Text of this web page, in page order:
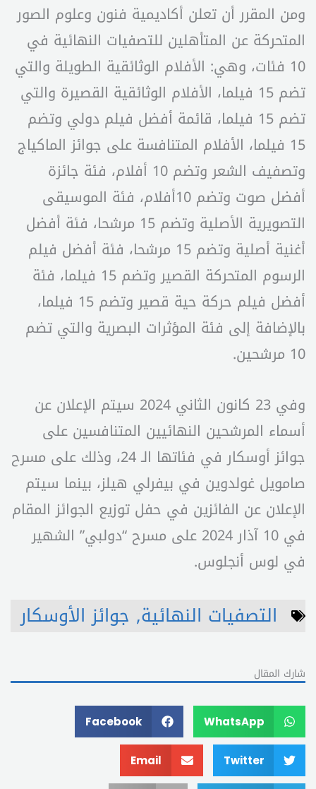
ومن المقرر أن تعلن أكاديمية فنون وعلوم الصور
المتحركة عن المتأهلين للتصفيات النهائية في
10 فئات، وهي: الأفلام الوثائقية الطويلة والتي
تضم 15 فيلما، الأفلام الوثائقية القصيرة والتي
تضم 15 فيلما، قائمة أفضل فيلم دولي وتضم
15 فيلما، الأفلام المتنافسة على جوائز الماكياج
وتصفيف الشعر وتضم 10 أفلام، فئة جائزة
أفضل صوت وتضم 10أفلام، فئة الموسيقى
التصويرية الأصلية وتضم 15 مرشحا، فئة أفضل
أغنية أصلية وتضم 15 مرشحا، فئة أفضل فيلم
الرسوم المتحركة القصير وتضم 15 فيلما، فئة
أفضل فيلم حركة حية قصير وتضم 15 فيلما،
بالإضافة إلى فئة المؤثرات البصرية والتي تضم
10 مرشحين.
وفي 23 كانون الثاني 2024 سيتم الإعلان عن
أسماء المرشحين النهائيين المتنافسين على
جوائز أوسكار في فئاتها الـ 24، وذلك على مسرح
صامويل غولدوين في بيفرلي هيلز، بينما سيتم
الإعلان عن الفائزين في حفل توزيع الجوائز المقام
في 10 آذار 2024 على مسرح “دولبي” الشهير
في لوس أنجلوس.
التصفيات النهائية, جوائز الأوسكار
شارك المقال
WhatsApp
Facebook
Twitter
Email